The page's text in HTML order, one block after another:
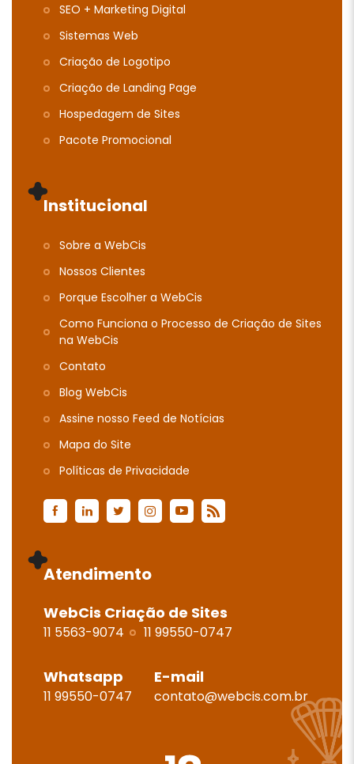
SEO + Marketing Digital
Sistemas Web
Criação de Logotipo
Criação de Landing Page
Hospedagem de Sites
Pacote Promocional
Institucional
Sobre a WebCis
Nossos Clientes
Porque Escolher a WebCis
Como Funciona o Processo de Criação de Sites
na WebCis
Contato
Blog WebCis
Assine nosso Feed de Notícias
Mapa do Site
Polí­ticas de Privacidade
Atendimento
WebCis Criação de Sites
11 5563-9074 11 99550-0747
Whatsapp
11 99550-0747
E-mail
contato@webcis.com.br